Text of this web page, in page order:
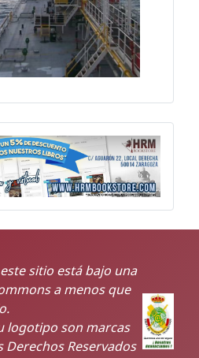
sitio está bajo una
a menos que
logotipo son marcas
Reservados